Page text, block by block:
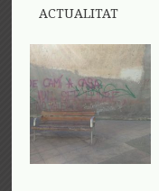
ACTUALITAT